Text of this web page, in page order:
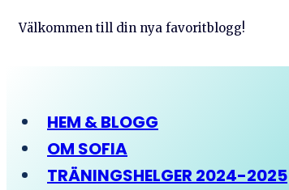
Välkommen till din nya favoritblogg!
HEM & BLOGG
OM SOFIA
TRÄNINGSHELGER 2024-2025